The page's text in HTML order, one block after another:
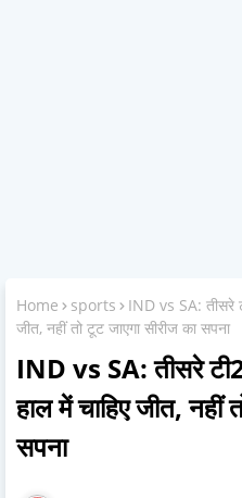
Home sports
IND vs SA: तीसरे
जीत, नहीं तो टूट जाएगा सीरीज का सपना
IND vs SA: तीसरे
हाल में चाहिए जीत, नहीं
सपना